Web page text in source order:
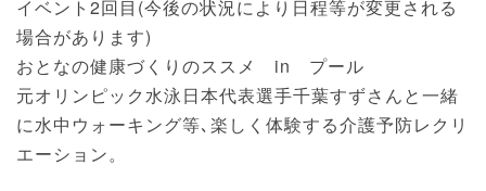
イベント2回目(今後の状況により日程等が変更される
場合があります)
おとなの健康づくりのススメ in プール
元オリンピック水泳日本代表選手千葉すずさんと一緒
に水中ウォーキング等､楽しく体験する介護予防レクリ
エーション。